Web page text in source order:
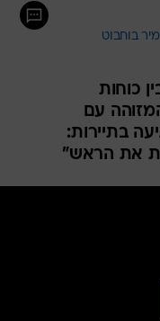
בוחבוט
כוחות
עם
בתיירות:
את הראש"